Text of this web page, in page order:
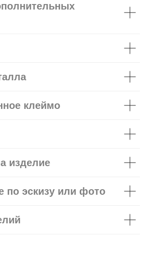
клеймо
изделие
по эскизу или фото